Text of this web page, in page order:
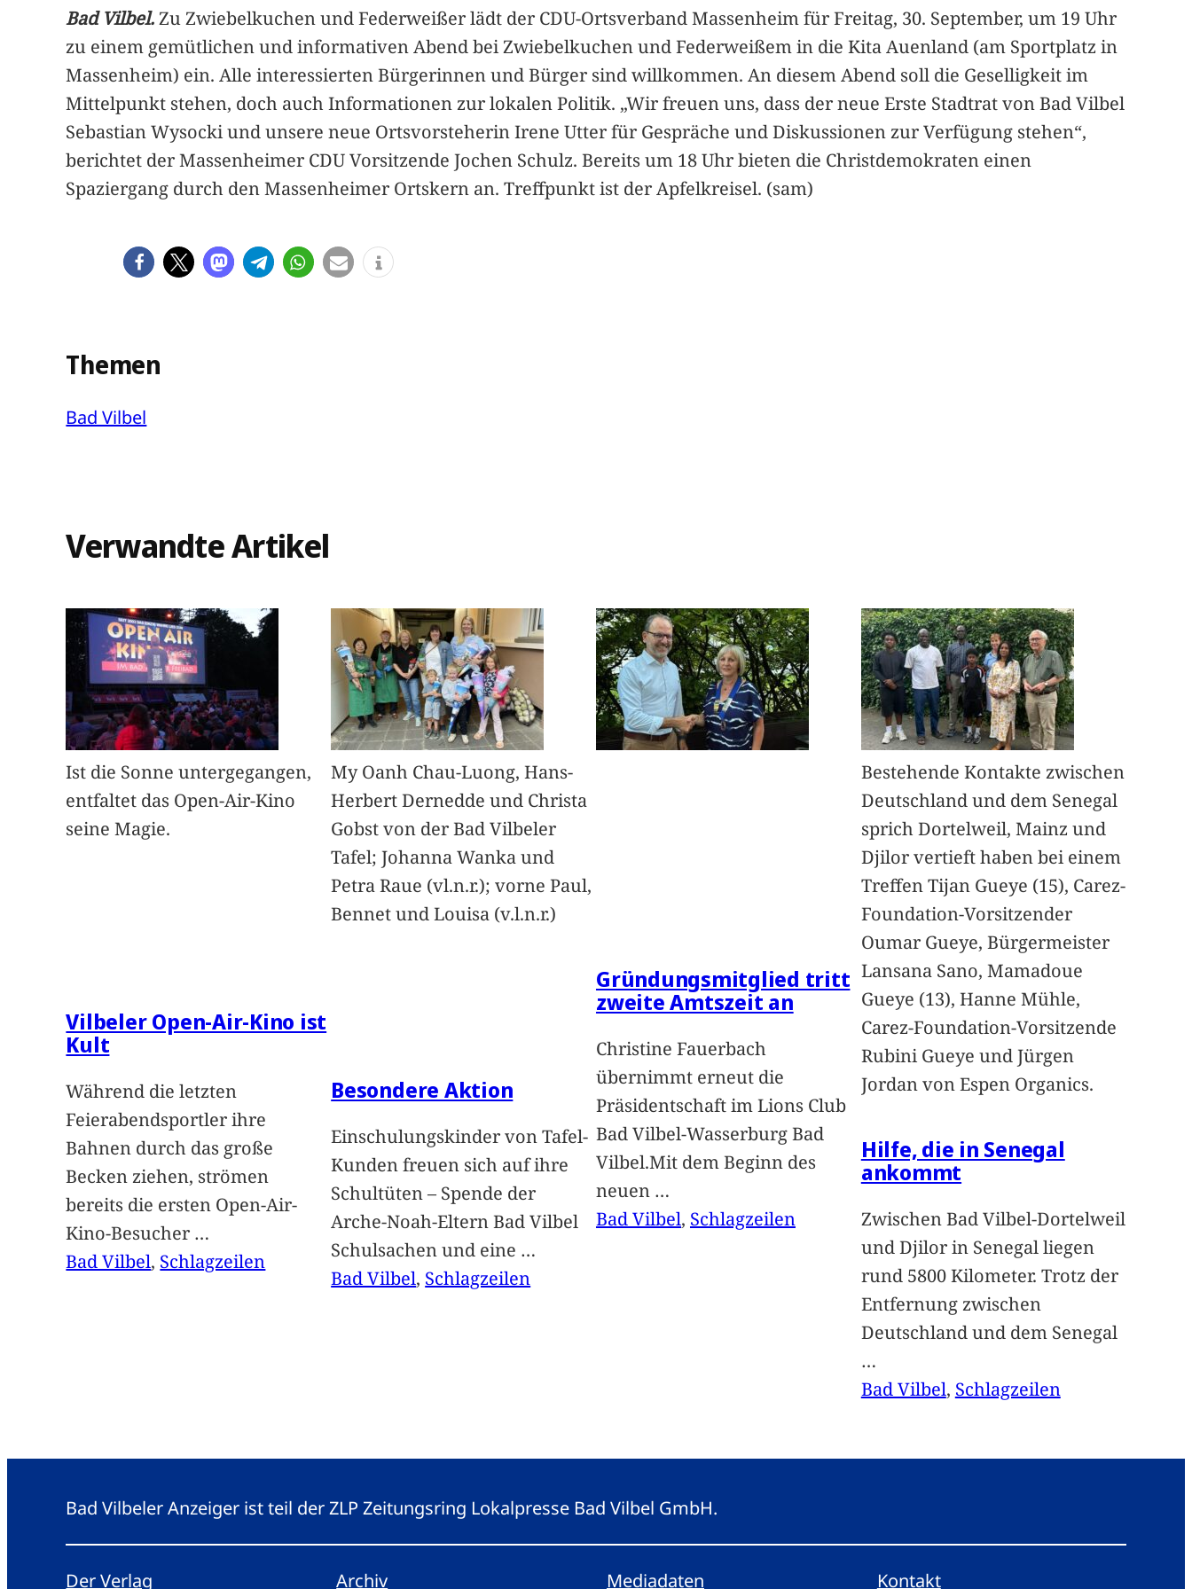
Bad Vilbel.Zu Zwiebelkuchen und Federweißer lädt der CDU-Ortsverband Massenheim für Freitag, 30. September, um 19 Uhr
zu einem gemütlichen und informativen Abend bei Zwiebelkuchen und Federweißem in die Kita Auenland (am Sportplatz in
Massenheim) ein. Alle interessierten Bürgerinnen und Bürger sind willkommen. An diesem Abend soll die Geselligkeit im
Mittelpunkt stehen, doch auch Informationen zur lokalen Politik. „Wir freuen uns, dass der neue Erste Stadtrat von Bad Vilbel
Sebastian Wysocki und unsere neue Ortsvorsteherin Irene Utter für Gespräche und Diskussionen zur Verfügung stehen“,
berichtet der Massenheimer CDU Vorsitzende Jochen Schulz. Bereits um 18 Uhr bieten die Christdemokraten einen
Spaziergang durch den Massenheimer Ortskern an. Treffpunkt ist der Apfelkreisel. (sam)
Themen
Bad Vilbel
Verwandte Artikel
Ist die Sonne untergegangen,
entfaltet das Open-Air-Kino
seine Magie.
Vilbeler Open-Air-Kino ist
Kult
Während die letzten
Feierabendsportler ihre
Bahnen durch das große
Becken ziehen, strömen
bereits die ersten Open-Air-
Kino-Besucher …
Bad Vilbel, Schlagzeilen
My Oanh Chau-Luong, Hans-
Herbert Dernedde und Christa
Gobst von der Bad Vilbeler
Tafel; Johanna Wanka und
Petra Raue (vl.n.r.); vorne Paul,
Bennet und Louisa (v.l.n.r.)
Besondere Aktion
Einschulungskinder von Tafel-
Kunden freuen sich auf ihre
Schultüten – Spende der
Arche-Noah-Eltern Bad Vilbel
Schulsachen und eine …
Bad Vilbel, Schlagzeilen
Gründungsmitglied tritt
zweite Amtszeit an
Christine Fauerbach
übernimmt erneut die
Präsidentschaft im Lions Club
Bad Vilbel-Wasserburg Bad
Vilbel.Mit dem Beginn des
neuen …
Bad Vilbel, Schlagzeilen
Bestehende Kontakte zwischen
Deutschland und dem Senegal
sprich Dortelweil, Mainz und
Djilor vertieft haben bei einem
Treffen Tijan Gueye (15), Carez-
Foundation-Vorsitzender
Oumar Gueye, Bürgermeister
Lansana Sano, Mamadoue
Gueye (13), Hanne Mühle,
Carez-Foundation-Vorsitzende
Rubini Gueye und Jürgen
Jordan von Espen Organics.
Hilfe, die in Senegal
ankommt
Zwischen Bad Vilbel-Dortelweil
und Djilor in Senegal liegen
rund 5800 Kilometer. Trotz der
Entfernung zwischen
Deutschland und dem Senegal
…
Bad Vilbel, Schlagzeilen
Bad Vilbeler Anzeiger ist teil der ZLP Zeitungsring Lokalpresse Bad Vilbel GmbH.
Der Verlag Archiv Mediadaten Kontakt